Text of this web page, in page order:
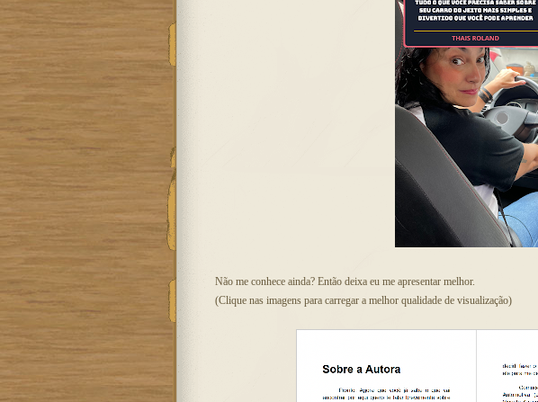
Não me conhece ainda? Então deixa eu me apresentar melhor.
(Clique nas imagens para carregar a melhor qualidade de visualização)